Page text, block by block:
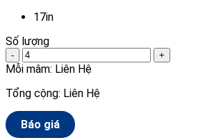
17in
Số lượng
- +
Mỗi mâm: Liên Hệ
Tổng cộng: Liên Hệ
Báo giá